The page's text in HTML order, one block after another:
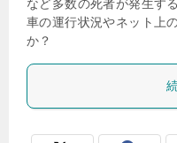
など多数の死者が発生す
車の運行状況やネット上
か？